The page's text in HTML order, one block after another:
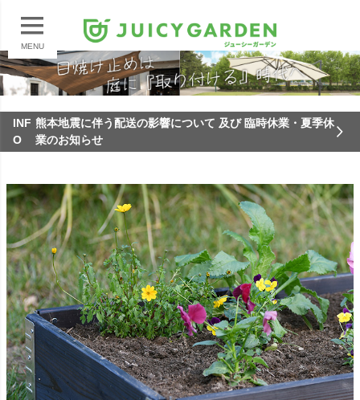
MENU
INF
O
熊本地震に伴う配送の影響について 及び 臨時休業・夏季休
業のお知らせ